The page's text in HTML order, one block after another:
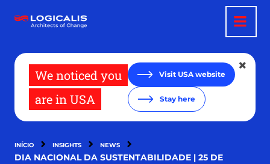
para
We noticed you
are in USA
Visit USA website
Stay here
INÍCIO INSIGHTS NEWS
DIA NACIONAL DA SUSTENTABILIDADE | 25 DE